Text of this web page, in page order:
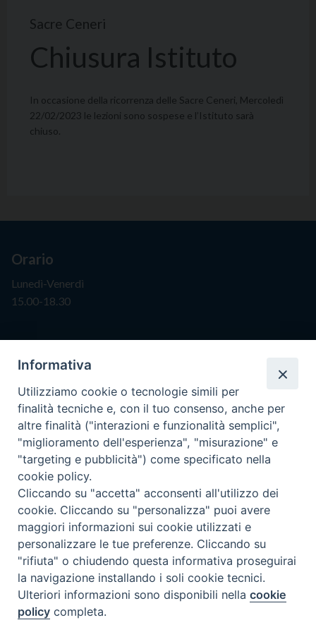
Sacre Ceneri
Chiusura Istituto
In occasione della ricorrenza delle Sacre Ceneri, Mercoledì
22/02/2023 le lezioni sono sospese e l’Istituto sarà
chiuso.
Istituto Superiore di Scienze Religiose
"Mons. Vincenzo Zoccali"
Via Pio XI, 236 - 89133 Reggio Calabria
Tel. 0965593575
Fax 0965597484
Orario
Lunedì-Venerdì
15.00-18.30
Informativa
Utilizziamo cookie o tecnologie simili per
finalità tecniche e, con il tuo consenso, anche per
altre finalità ("interazioni e funzionalità semplici",
"miglioramento dell'esperienza", "misurazione" e
"targeting e pubblicità") come specificato nella
cookie policy.
Cliccando su "accetta" acconsenti all'utilizzo dei
cookie. Cliccando su "personalizza" puoi avere
maggiori informazioni sui cookie utilizzati e
personalizzare le tue preferenze. Cliccando su
"rifiuta" o chiudendo questa informativa proseguirai
la navigazione installando i soli cookie tecnici.
Ulteriori informazioni sono disponibili nellacookie
policy completa.